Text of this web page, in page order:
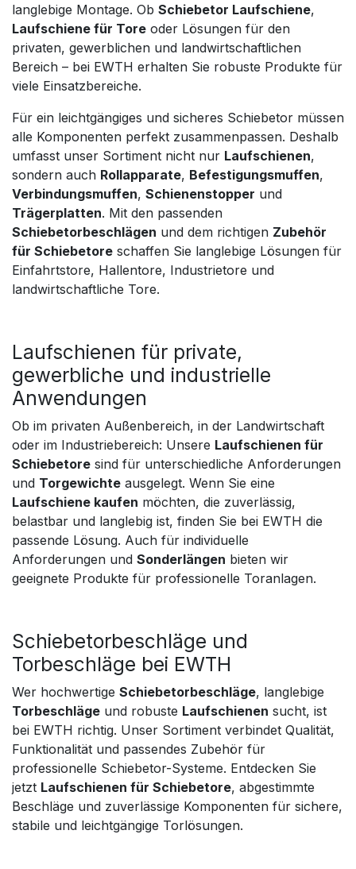
langlebige Montage. Ob Schiebetor Laufschiene,
Laufschiene für Tore oder Lösungen für den
privaten, gewerblichen und landwirtschaftlichen
Bereich – bei EWTH erhalten Sie robuste Produkte für
viele Einsatzbereiche.
Für ein leichtgängiges und sicheres Schiebetor müssen
alle Komponenten perfekt zusammenpassen. Deshalb
umfasst unser Sortiment nicht nur Laufschienen,
sondern auch Rollapparate, Befestigungsmuffen,
Verbindungsmuffen, Schienenstopper und
Trägerplatten. Mit den passenden
Schiebetorbeschlägen und dem richtigen Zubehör
für Schiebetore schaffen Sie langlebige Lösungen für
Einfahrtstore, Hallentore, Industrietore und
landwirtschaftliche Tore.
Laufschienen für private,
gewerbliche und industrielle
Anwendungen
Ob im privaten Außenbereich, in der Landwirtschaft
oder im Industriebereich: Unsere Laufschienen für
Schiebetore sind für unterschiedliche Anforderungen
und Torgewichte ausgelegt. Wenn Sie eine
Laufschiene kaufen möchten, die zuverlässig,
belastbar und langlebig ist, finden Sie bei EWTH die
passende Lösung. Auch für individuelle
Anforderungen und Sonderlängen bieten wir
geeignete Produkte für professionelle Toranlagen.
Schiebetorbeschläge und
Torbeschläge bei EWTH
Wer hochwertige Schiebetorbeschläge, langlebige
Torbeschläge und robuste Laufschienen sucht, ist
bei EWTH richtig. Unser Sortiment verbindet Qualität,
Funktionalität und passendes Zubehör für
professionelle Schiebetor-Systeme. Entdecken Sie
jetzt Laufschienen für Schiebetore, abgestimmte
Beschläge und zuverlässige Komponenten für sichere,
stabile und leichtgängige Torlösungen.